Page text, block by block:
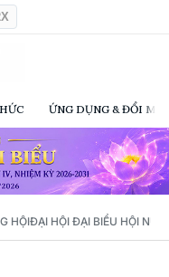
ỨNG DỤNG & ĐỔI
HỘIĐẠI HỘI ĐẠI BIỂU HỘI NỮ